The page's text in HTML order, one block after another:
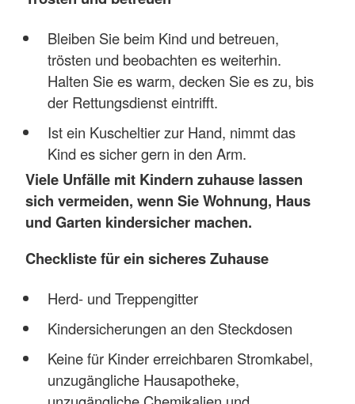
Bleiben Sie beim Kind und betreuen,
trösten und beobachten es weiterhin.
Halten Sie es warm, decken Sie es zu, bis
der Rettungsdienst eintrifft.
Ist ein Kuscheltier zur Hand, nimmt das
Kind es sicher gern in den Arm.
Viele Unfälle mit Kindern zuhause lassen
sich vermeiden, wenn Sie Wohnung, Haus
und Garten kindersicher machen.
Checkliste für ein sicheres Zuhause
Herd- und Treppengitter
Kindersicherungen an den Steckdosen
Keine für Kinder erreichbaren Stromkabel,
unzugängliche Hausapotheke,